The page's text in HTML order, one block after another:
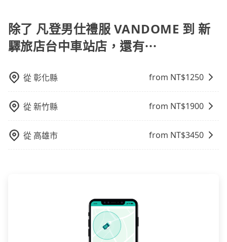
警察臨檢並趕下車，出意外後保險公司更是不會提供任
何理賠，如果又遇到心術不正的司機，其犯罪行為可能
都無法監控或追查。最好別為了省小錢而冒上不必要的
行，一定符合台灣法律規定，除了司機擁有合法的職業
駕駛執照以及良民證外，車輛一定投保最高300萬乘客
險。最好辨別叫的車是否合法，就看車牌的開頭，只要
不是R或T開頭的車，就一定是違法。
除了 凡登男仕禮服 VANDOME 到 新
驛旅店台中車站店，還有⋯
從彰化縣 from NT$1250
從新竹縣 from NT$1900
從 高雄市 from NT$3450